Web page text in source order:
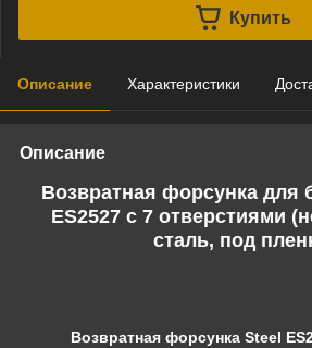
Купить
Описание Характеристики
Описание
Возвратная форсунка для
ES2527 с 7 отверстиями
сталь, под
Возвратная форсунка Steel